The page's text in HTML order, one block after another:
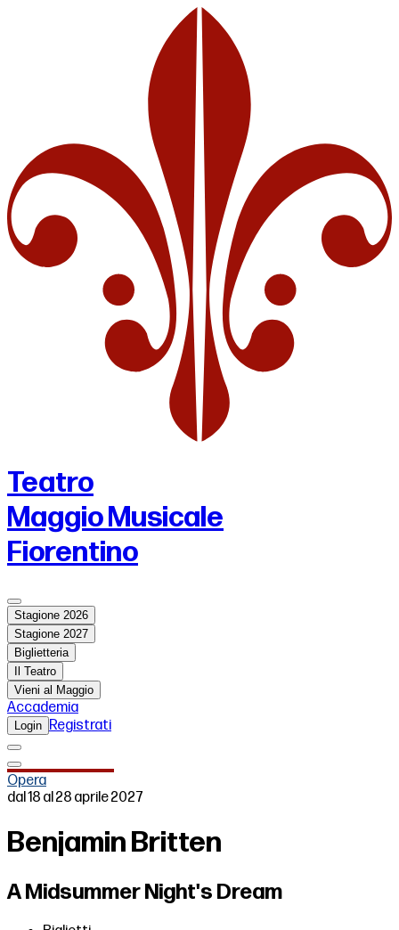
Teatro
Maggio Musicale
Fiorentino
Stagione 2026
Stagione 2027
Biglietteria
Il Teatro
Vieni al Maggio
Accademia
Login Registrati
Opera
dal 18 al 28 aprile 2027
Benjamin Britten
A Midsummer Night's Dream